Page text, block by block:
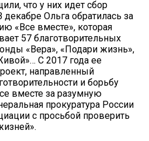
что у них идет сбор
Ольга обратилась за
«Все вместе», которая
57 благотворительных
«Вера», «Подари жизнь»,
С 2017 года ее
направленный
и борьбу
вместе за разумную
прокуратура России
с просьбой проверить